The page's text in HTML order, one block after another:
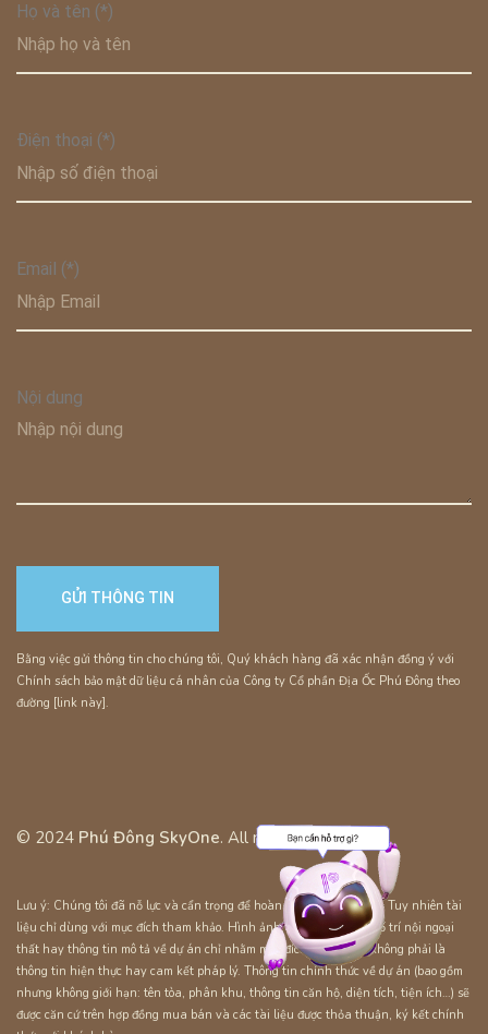
Họ và tên (*)
Điện thoại (*)
Email (*)
Nội dung
Bằng việc gửi thông tin cho chúng tôi, Quý khách hàng đã xác nhận đồng ý với
Chính sách bảo mật dữ liệu cá nhân của Công ty Cổ phần Địa Ốc Phú Đông theo
đường [link này].
© 2024 Phú Đông SkyOne. All rights reserved.
Lưu ý: Chúng tôi đã nỗ lực và cẩn trọng để hoàn thiện tài liệu này. Tuy nhiên tài
liệu chỉ dùng với mục đích tham khảo. Hình ảnh, sơ đồ kỹ thuật, bố trí nội ngoại
thất hay thông tin mô tả về dự án chỉ nhằm mục đích minh họa, không phải là
thông tin hiện thực hay cam kết pháp lý. Thông tin chính thức về dự án (bao gồm
nhưng không giới hạn: tên tòa, phân khu, thông tin căn hộ, diện tích, tiện ích…) sẽ
được căn cứ trên hợp đồng mua bán và các tài liệu được thỏa thuận, ký kết chính